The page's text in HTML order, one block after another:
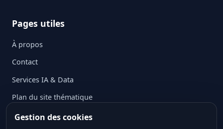
Pages utiles
À propos
Contact
Services IA & Data
Plan du site thématique
Mentions légales
Gestion des cookies